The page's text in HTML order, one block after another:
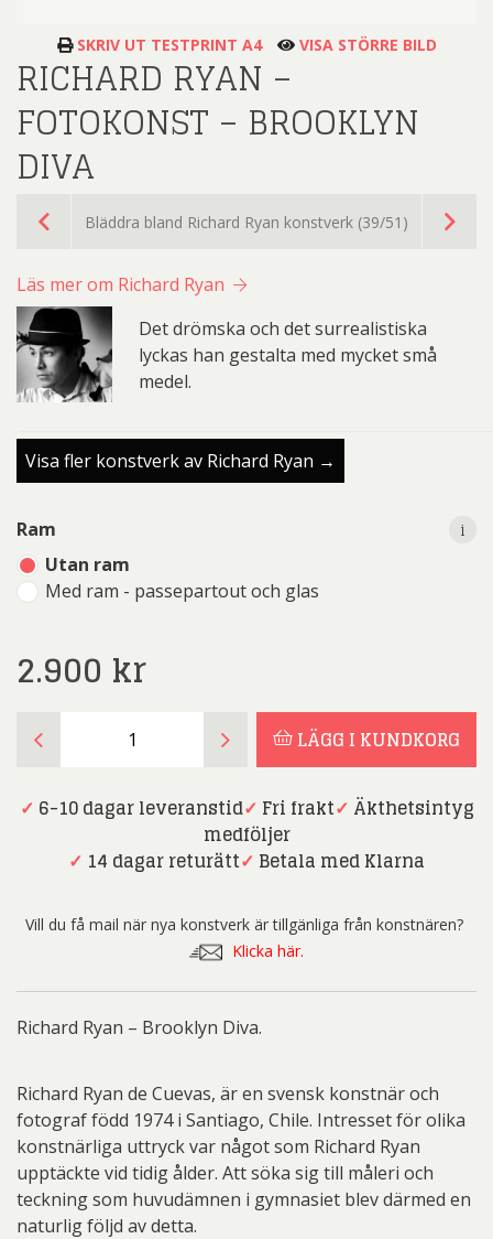
SKRIV UT TESTPRINT A4 VISA STÖRRE BILD
RICHARD RYAN –
FOTOKONST – BROOKLYN
DIVA
Bläddra bland Richard Ryan konstverk (39/51)
Läs mer om Richard Ryan
Det drömska och det surrealistiska
lyckas han gestalta med mycket små
medel.
Visa fler konstverk av Richard Ryan →
Ram
Utan ram
Med ram - passepartout och glas
i
2.900 kr
i
RYAN
FOTOKONST
BROOKLYN
LÄGG I KUNDKORG
✓ 6-10 dagar leveranstid✓ Fri frakt✓ Äkthetsintyg
medföljer
✓ 14 dagar returätt✓ Betala med Klarna
Vill du få mail när nya konstverk är tillgänliga från konstnären?
Klicka här.
Richard Ryan – Brooklyn Diva.
Richard Ryan de Cuevas, är en svensk konstnär och
fotograf född 1974 i Santiago, Chile. Intresset för olika
konstnärliga uttryck var något som Richard Ryan
upptäckte vid tidig ålder. Att söka sig till måleri och
teckning som huvudämnen i gymnasiet blev därmed en
naturlig följd av detta.